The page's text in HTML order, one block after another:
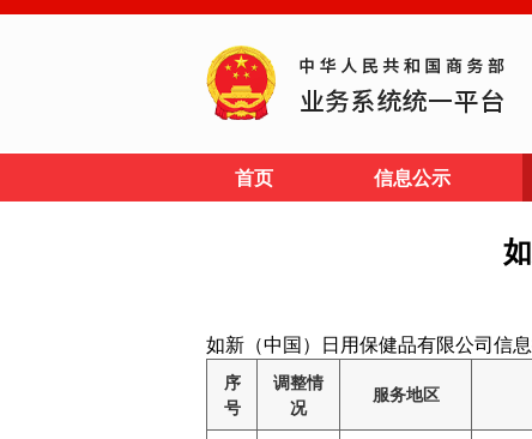
首页 信息公示
如新（中国）日用保健品有限公司信
序
号
调整情
况
服务地区